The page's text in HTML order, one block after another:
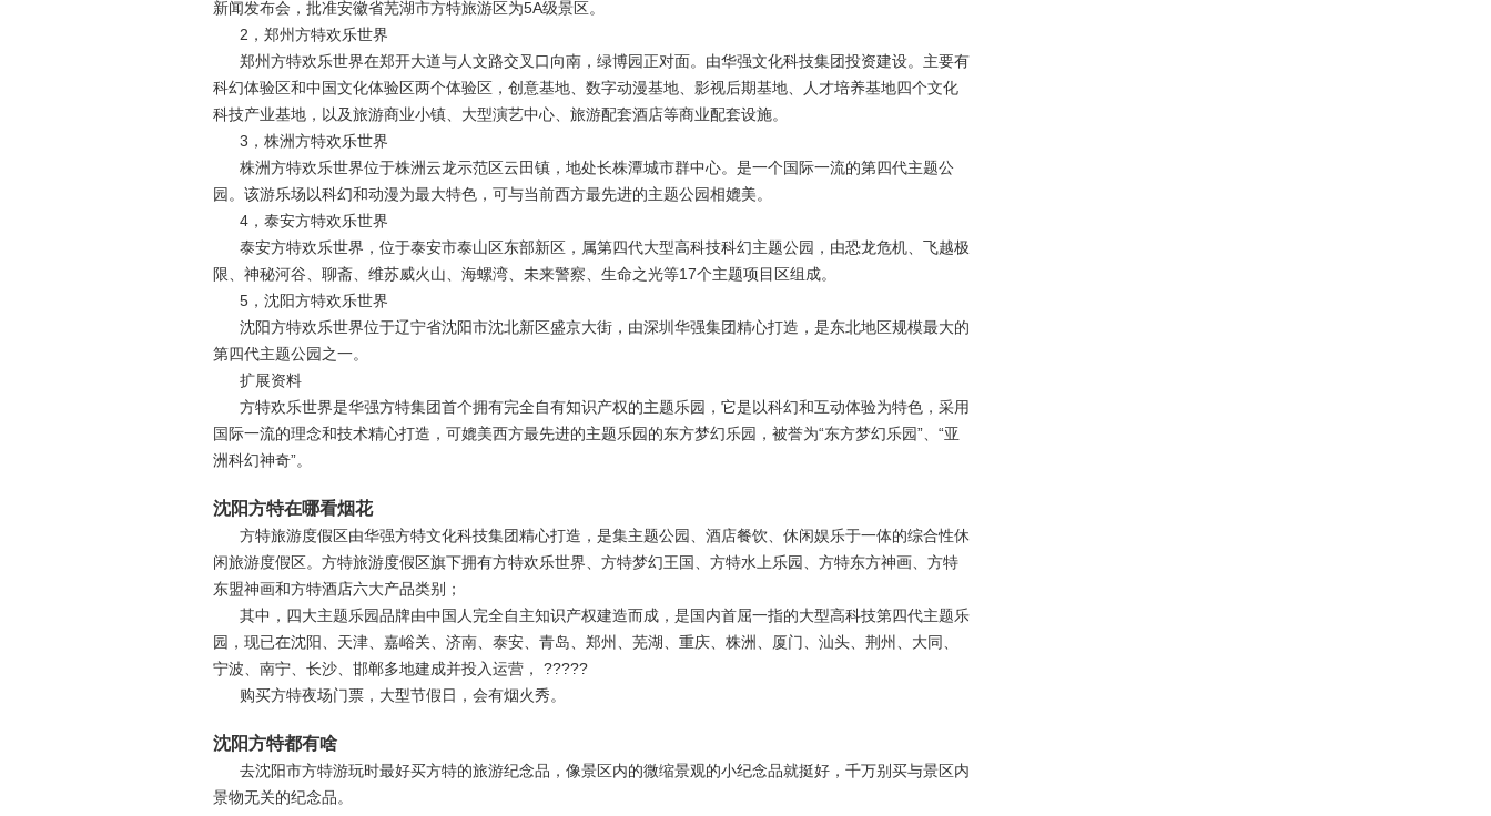
新闻发布会，批准安徽省芜湖市方特旅游区为5A级景区。
2，郑州方特欢乐世界
郑州方特欢乐世界在郑开大道与人文路交叉口向南，绿博园正对面。由华强文化科技集团投资建设。主要有
科幻体验区和中国文化体验区两个体验区，创意基地、数字动漫基地、影视后期基地、人才培养基地四个文化
科技产业基地，以及旅游商业小镇、大型演艺中心、旅游配套酒店等商业配套设施。
3，株洲方特欢乐世界
株洲方特欢乐世界位于株洲云龙示范区云田镇，地处长株潭城市群中心。是一个国际一流的第四代主题公
园。该游乐场以科幻和动漫为最大特色，可与当前西方最先进的主题公园相媲美。
4，泰安方特欢乐世界
泰安方特欢乐世界，位于泰安市泰山区东部新区，属第四代大型高科技科幻主题公园，由恐龙危机、飞越极
限、神秘河谷、聊斋、维苏威火山、海螺湾、未来警察、生命之光等17个主题项目区组成。
5，沈阳方特欢乐世界
沈阳方特欢乐世界位于辽宁省沈阳市沈北新区盛京大街，由深圳华强集团精心打造，是东北地区规模最大的
第四代主题公园之一。
扩展资料
方特欢乐世界是华强方特集团首个拥有完全自有知识产权的主题乐园，它是以科幻和互动体验为特色，采用
国际一流的理念和技术精心打造，可媲美西方最先进的主题乐园的东方梦幻乐园，被誉为“东方梦幻乐园”、“亚
洲科幻神奇”。
沈阳方特在哪看烟花
方特旅游度假区由华强方特文化科技集团精心打造，是集主题公园、酒店餐饮、休闲娱乐于一体的综合性休
闲旅游度假区。方特旅游度假区旗下拥有方特欢乐世界、方特梦幻王国、方特水上乐园、方特东方神画、方特
东盟神画和方特酒店六大产品类别；
其中，四大主题乐园品牌由中国人完全自主知识产权建造而成，是国内首屈一指的大型高科技第四代主题乐
园，现已在沈阳、天津、嘉峪关、济南、泰安、青岛、郑州、芜湖、重庆、株洲、厦门、汕头、荆州、大同、
宁波、南宁、长沙、邯郸多地建成并投入运营， ?????
购买方特夜场门票，大型节假日，会有烟火秀。
沈阳方特都有啥
去沈阳市方特游玩时最好买方特的旅游纪念品，像景区内的微缩景观的小纪念品就挺好，千万别买与景区内
景物无关的纪念品。